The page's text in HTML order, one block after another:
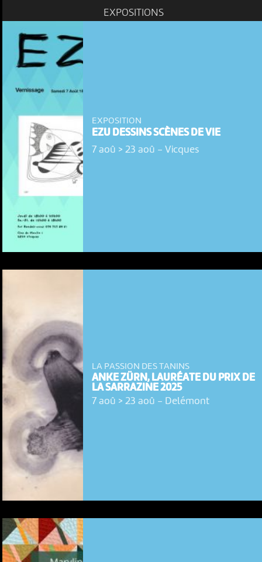
EXPOSITIONS
EXPOSITION
EZU DESSINS SCÈNES DE VIE
7 aoû > 23 aoû - Vicques
LA PASSION DES TANINS
ANKE ZÜRN, LAURÉATE DU PRIX DE
LA SARRAZINE 2025
7 aoû > 23 aoû - Delémont